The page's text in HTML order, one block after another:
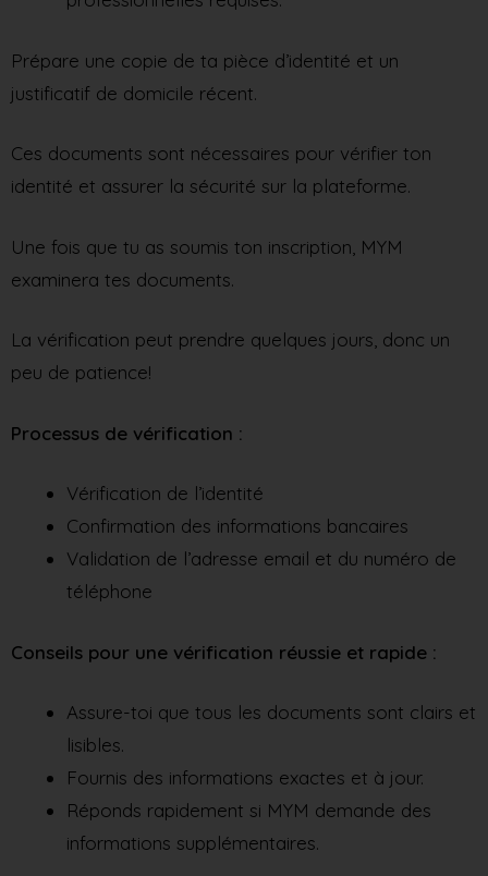
Prépare une copie de ta pièce d’identité et un
justificatif de domicile récent.
Ces documents sont nécessaires pour vérifier ton
identité et assurer la sécurité sur la plateforme.
Une fois que tu as soumis ton inscription, MYM
examinera tes documents.
La vérification peut prendre quelques jours, donc un
peu de patience!
Processus de vérification :
Vérification de l’identité
Confirmation des informations bancaires
Validation de l’adresse email et du numéro de
téléphone
Conseils pour une vérification réussie et rapide :
Assure-toi que tous les documents sont clairs et
lisibles.
Fournis des informations exactes et à jour.
Réponds rapidement si MYM demande des
informations supplémentaires.